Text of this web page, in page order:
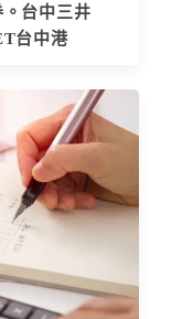
台中三井
台中港